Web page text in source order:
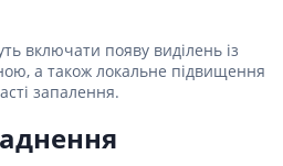
включати появу виділень із
а також локальне підвищення
запалення.